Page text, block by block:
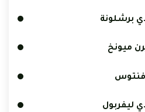
برشلونة
ميونخ
ليفربول